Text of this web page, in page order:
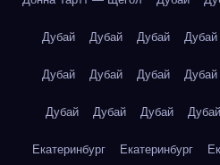
Дубай Дубай Дубай Дубай
Дубай Дубай Дубай Дубай
Дубай Дубай Дубай Дубай
Екатеринбург Екатеринбург